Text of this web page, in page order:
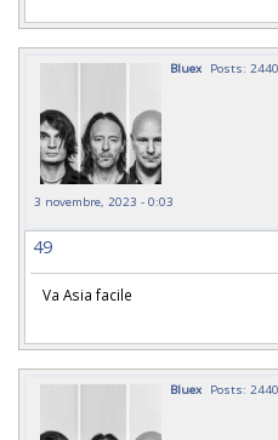
Bluex Posts: 2440
3 novembre, 2023 - 0:03
49
Va Asia facile
Bluex Posts: 2440